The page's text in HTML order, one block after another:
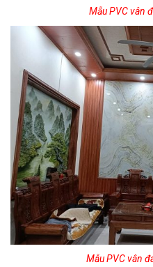
Mẫu PVC vân
Mẫu PVC vân